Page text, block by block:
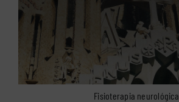
Fisioterapia neurológica